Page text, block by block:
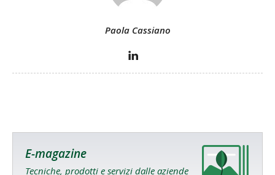
Paola Cassiano
E-magazine
Tecniche, prodotti e servizi dalle aziende